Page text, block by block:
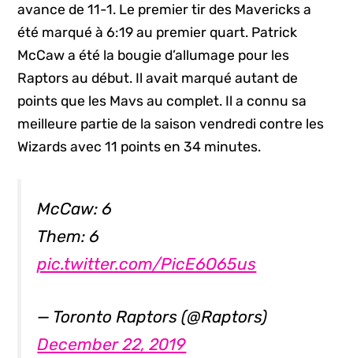
avance de 11-1. Le premier tir des Mavericks a
été marqué à 6:19 au premier quart. Patrick
McCaw a été la bougie d’allumage pour les
Raptors au début. Il avait marqué autant de
points que les Mavs au complet. Il a connu sa
meilleure partie de la saison vendredi contre les
Wizards avec 11 points en 34 minutes.
McCaw: 6
Them: 6
pic.twitter.com/PicE6O65us
— Toronto Raptors (@Raptors)
December 22, 2019